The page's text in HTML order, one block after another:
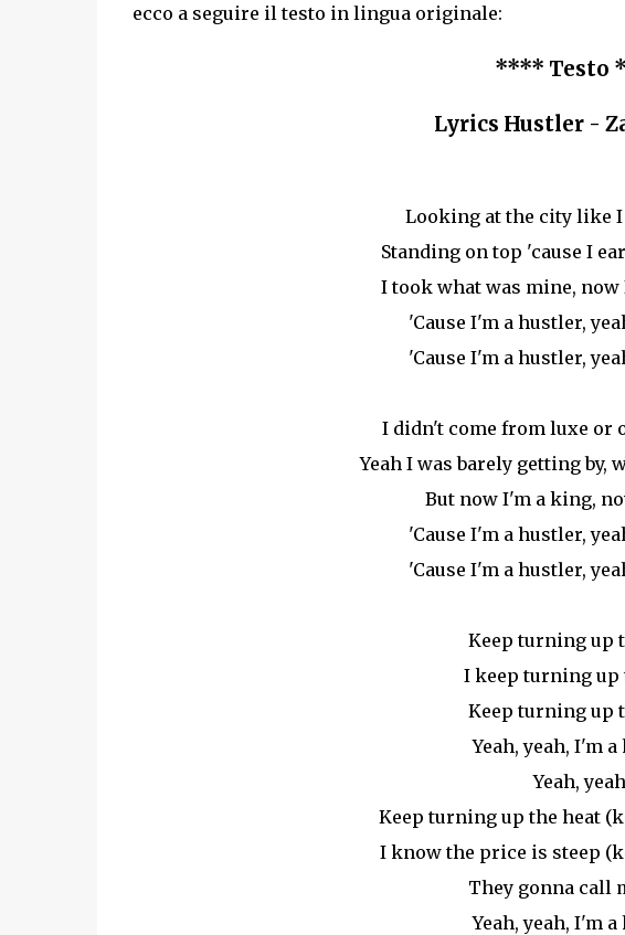
ecco a seguire il testo in lingua originale:
**** Testo
Lyrics Hustler -
Looking at the city like
Standing on top 'cause I
I took what was mine,
'Cause I'm a hustler,
'Cause I'm a hustler,
I didn't come from luxe or
Yeah I was barely getting by,
But now I'm a king,
'Cause I'm a hustler,
'Cause I'm a hustler,
Keep turning up
I keep turning up
Keep turning up
Yeah, yeah, I'm
Yeah, yeah
Keep turning up the heat
I know the price is steep
They gonna call
Yeah, yeah, I'm